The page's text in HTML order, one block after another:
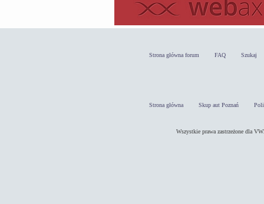
Strona główna forum FAQ Szukaj
Strona główna Skup aut Poznań
Wszystkie prawa zastrzeżone dla